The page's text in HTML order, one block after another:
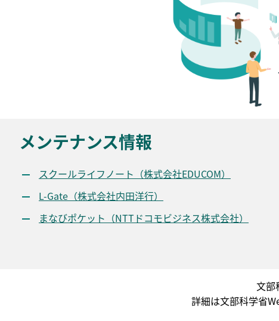
メンテナンス情報
スクールライフノート（株式会社EDUCOM）
L-Gate（株式会社内田洋行）
まなびポケット（NTTドコモビジネス株式会社）
文部
詳細は文部科学省